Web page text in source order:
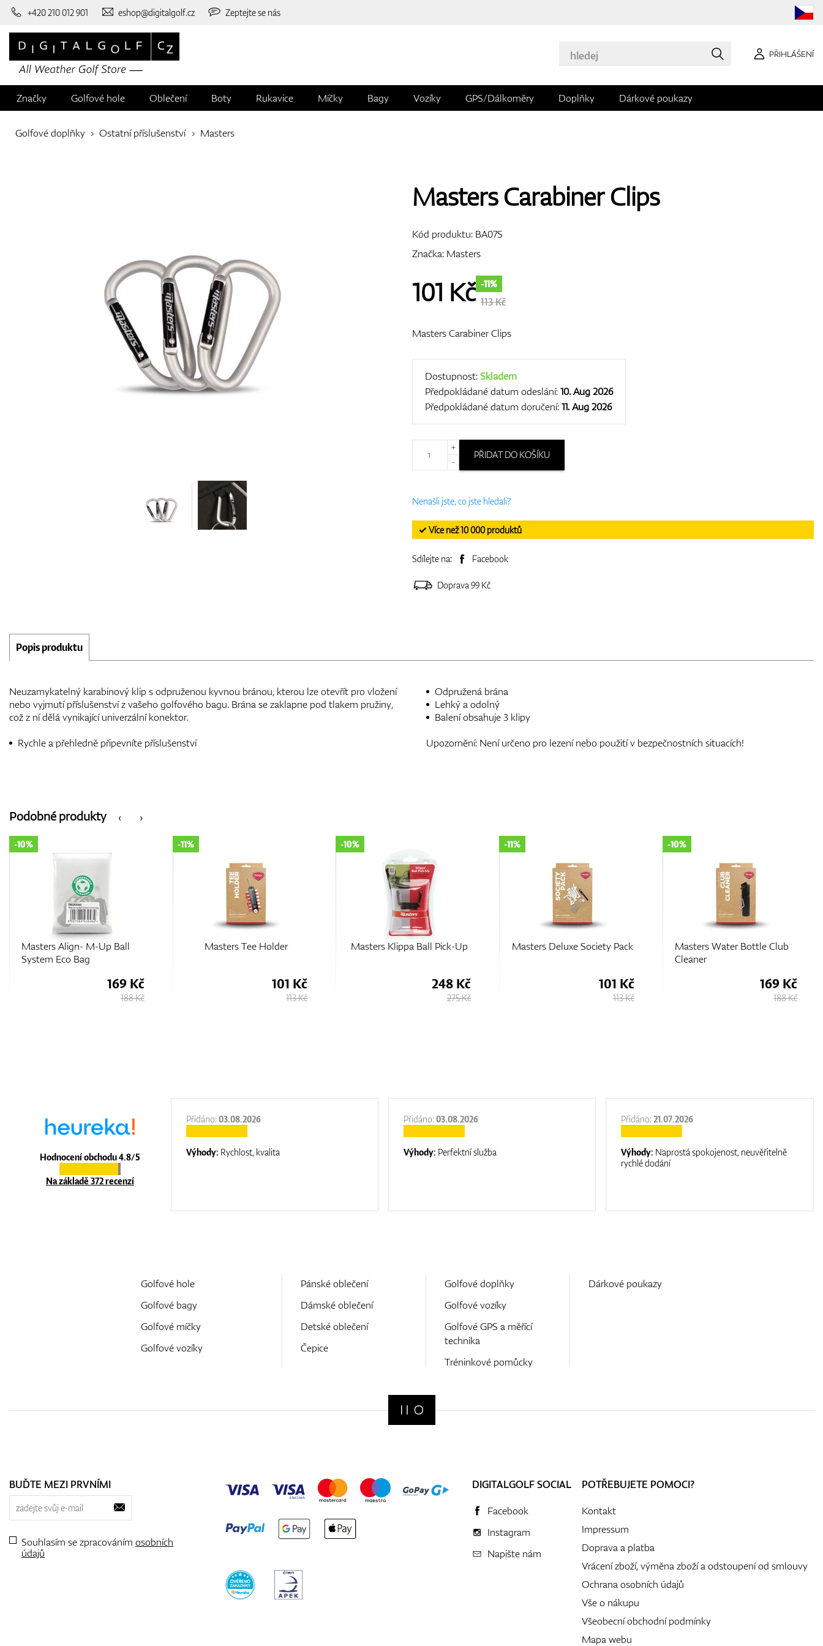
+420 210 012 901 eshop@digitalgolf.cz Zeptejte se nás
PŘIHLÁŠENÍ
Značky Golfové hole Oblečení Boty Rukavice Míčky Bagy Vozíky GPS/Dálkoměry Doplňky Dárkové poukazy
Golfové doplňky Ostatní příslušenství Masters
Masters Carabiner Clips
Kód produktu: BA07S
Značka: Masters
101 Kč -11%
113 Kč
Masters Carabiner Clips
Dostupnost:Skladem
Předpokládané datum odeslání:10. Aug 2026
Předpokládané datum doručení:11. Aug 2026
+
-
PŘIDAT DO KOŠÍKU
Nenašli jste, co jste hledali?
✓ Více než 10 000 produktů
Sdílejte na: Facebook
Doprava 99 Kč
Popis produktu
Neuzamykatelný karabinový klip s odpruženou kyvnou bránou, kterou lze otevřít pro vložení
nebo vyjmutí příslušenství z vašeho golfového bagu. Brána se zaklapne pod tlakem pružiny,
což z ní dělá vynikající univerzální konektor.
Rychle a přehledně připevníte příslušenství
Odpružená brána
Lehký a odolný
Balení obsahuje 3 klipy
Upozornění: Není určeno pro lezení nebo použití v bezpečnostních situacích!
‹
Podobné produkty ›
Masters Tee Holder
-11%
101 Kč
113 Kč
Masters Klippa Ball Pick-Up
-10%
248 Kč
275 Kč
Masters Deluxe Society Pack
-11%
101 Kč
113 Kč
Masters Water Bottle Club
-10%
169 Kč
188 Kč
Masters Retract Pencil
Holder
-10%
135 Kč
150 Kč
Hodnocení obchodu 4.8/5
Na základě 372 recenzí
Přidáno:03.08.2026
Výhody: Rychlost, kvalita
Přidáno:03.08.2026
Výhody: Perfektní služba
Přidáno:21.07.2026
Výhody: Naprostá spokojenost, neuvěřitelně
rychlé dodání
Golfové hole
Golfové bagy
Golfové míčky
Golfové vozíky
Pánské oblečení
Dámské oblečení
Detské oblečení
Čepice
Golfové doplňky
Golfové vozíky
Golfové GPS a měřící
technika
Tréninkové pomůcky
Dárkové poukazy
BUĎTE MEZI PRVNÍMI
Souhlasím se zpracováním osobních
údajů
DIGITALGOLF SOCIAL
Facebook
Instagram
Napište nám
POTŘEBUJETE POMOCI?
Kontakt
Impressum
Doprava a platba
Vrácení zboží, výměna zboží a odstoupení od smlouvy
Ochrana osobních údajů
Vše o nákupu
Všeobecní obchodní podmínky
Mapa webu